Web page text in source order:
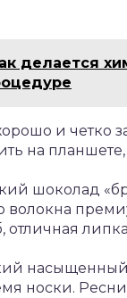
делается
и четко
на
шоколад
волокна
носки.